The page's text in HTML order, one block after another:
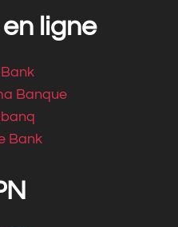
ligne
Banque
Bank